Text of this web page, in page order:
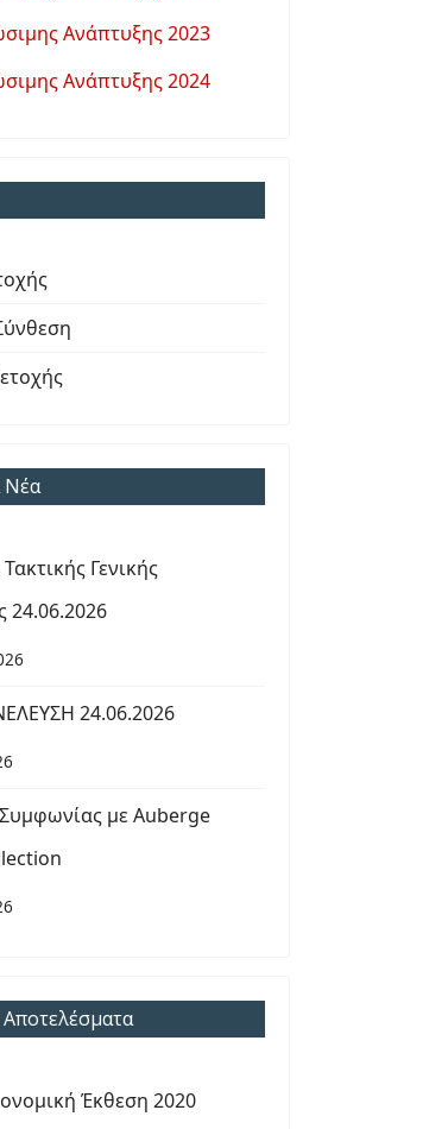
Ανάπτυξης 2023
Ανάπτυξης 2024
Νέα
Γενικής
24.06.2026
24.06.2026
με Auberge
Αποτελέσματα
Έκθεση 2020